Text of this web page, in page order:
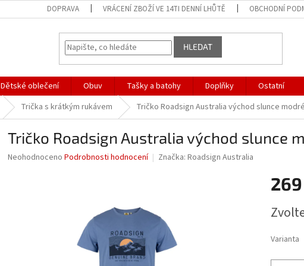
DOPRAVA VRÁCENÍ ZBOŽÍ VE 14TI DENNÍ LHŮTĚ OBCHODNÍ
HLEDAT
Dětské oblečení Obuv Tašky a batohy Doplňky
Ostatní
Trička s krátkým rukávem Tričko Roadsign Australia východ slunce modré
Tričko Roadsign Australia východ slunce
Průměrné
Neohodnoceno Podrobnosti hodnocení Značka: Roadsign Australia
cena:
Varianta